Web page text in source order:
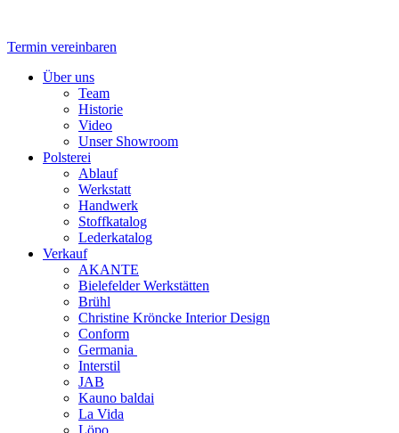
springen
Termin vereinbaren
Flyout Über uns
Team
Historie
Video
Unser Showroom
Polsterei
Ablauf
Werkstatt
Handwerk
Stoffkatalog
Lederkatalog
Verkauf
AKANTE
Bielefelder Werkstätten
Brühl
Christine Kröncke Interior Design
Conform
Germania
Interstil
JAB
Kauno baldai
La Vida
Löpo